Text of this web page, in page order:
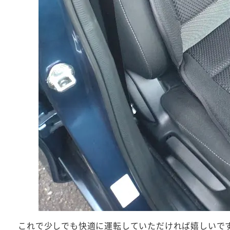
これで少しでも快適に運転していただければ嬉しいで